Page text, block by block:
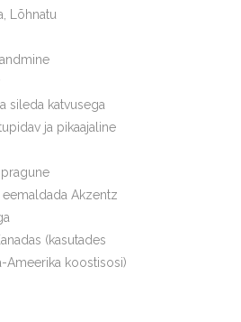
Lõhnatu
sileda katvusega
ja pikaajaline
eemaldada Akzentz
(kasutades
Ameerika koostisosi)